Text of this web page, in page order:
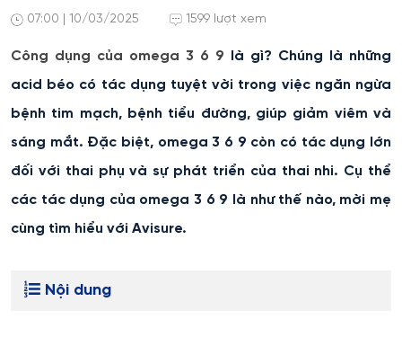
07:00 | 10/03/2025 1599 lượt xem
Công dụng của omega 3 6 9 là gì? Chúng là những
acid béo có tác dụng tuyệt vời trong việc ngăn ngừa
bệnh tim mạch, bệnh tiểu đường, giúp giảm viêm và
sáng mắt. Đặc biệt, omega 3 6 9 còn có tác dụng lớn
đối với thai phụ và sự phát triển của thai nhi. Cụ thể
các tác dụng của omega 3 6 9 là như thế nào, mời mẹ
cùng tìm hiểu với Avisure.
Nội dung